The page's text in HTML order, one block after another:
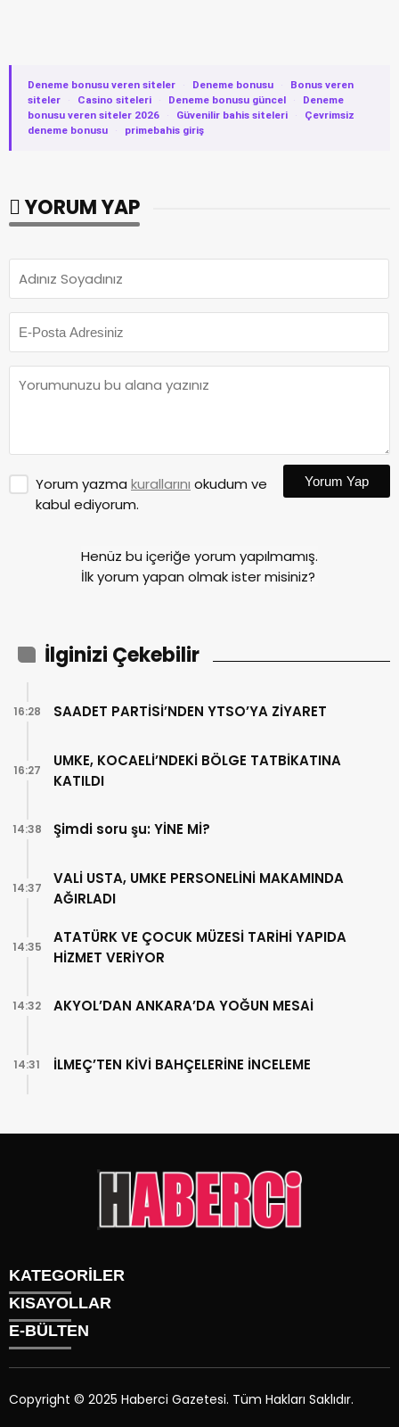
Deneme bonusu veren siteler · Deneme bonusu ·
Bonus veren
siteler
· Casino siteleri · Deneme bonusu güncel ·
Deneme
bonusu veren siteler 2026
· Güvenilir bahis siteleri ·
Çevrimsiz
deneme bonusu
· primebahis giriş
YORUM YAP
Yorum yazma kurallarını okudum ve
kabul ediyorum.
Yorum Yap
Henüz bu içeriğe yorum yapılmamış.
İlk yorum yapan olmak ister misiniz?
İlginizi Çekebilir
SAADET PARTİSİ’NDEN YTSO’YA ZİYARET
16:28
UMKE, KOCAELİ’NDEKİ BÖLGE TATBİKATINA
KATILDI
16:27
Şimdi soru şu: YİNE Mİ?
14:38
VALİ USTA, UMKE PERSONELİNİ MAKAMINDA
AĞIRLADI
14:37
ATATÜRK VE ÇOCUK MÜZESİ TARİHİ YAPIDA
HİZMET VERİYOR
14:35
AKYOL’DAN ANKARA’DA YOĞUN MESAİ
14:32
İLMEÇ’TEN KİVİ BAHÇELERİNE İNCELEME
14:31
KATEGORİLER
Gündem
Siyaset
Sağlık
KISAYOLLAR
Künye
Üyelik
İletişim
E-BÜLTEN
Copyright © 2025 Haberci Gazetesi. Tüm Hakları Saklıdır.